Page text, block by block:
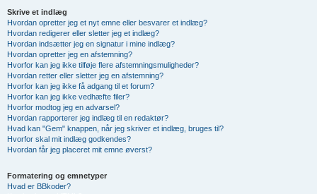
Skrive et indlæg
Hvordan opretter jeg et nyt emne eller besvarer et indlæg?
Hvordan redigerer eller sletter jeg et indlæg?
Hvordan indsætter jeg en signatur i mine indlæg?
Hvordan opretter jeg en afstemning?
Hvorfor kan jeg ikke tilføje flere afstemningsmuligheder?
Hvordan retter eller sletter jeg en afstemning?
Hvorfor kan jeg ikke få adgang til et forum?
Hvorfor kan jeg ikke vedhæfte filer?
Hvorfor modtog jeg en advarsel?
Hvordan rapporterer jeg indlæg til en redaktør?
Hvad kan "Gem" knappen, når jeg skriver et indlæg, bruges til?
Hvorfor skal mit indlæg godkendes?
Hvordan får jeg placeret mit emne øverst?
Formatering og emnetyper
Hvad er BBkoder?